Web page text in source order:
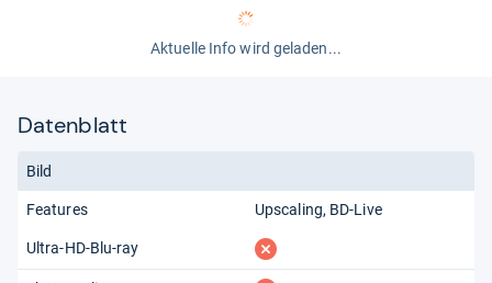
Aktuelle Info wird geladen...
Datenblatt
Features Upscaling BD-Live
Bild
Ultra-HD-Blu-ray fehlt